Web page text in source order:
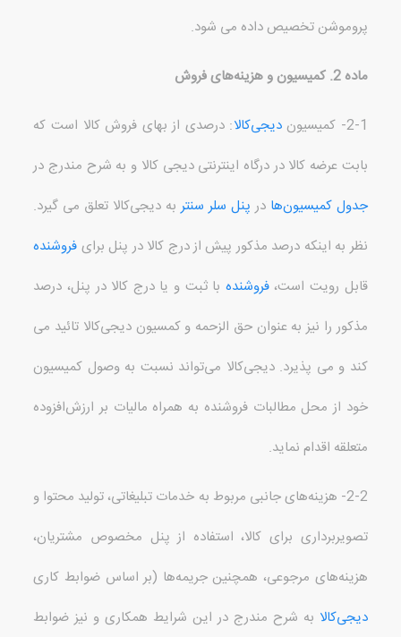
پروموشن تخصیص داده می شود.
ماده2. کمیسیون و هزینه‌های فروش
2-1- کمیسیوندیجی‌کالا:درصدی از بهای فروش کالا است که
بابت عرضه کالا در درگاه اینترنتی دیجی کالا و به شرح مندرج در
جدول کمیسیون‌ها در پنل سلر سنتربه دیجی‌کالا تعلق می گیرد.
نظر به اینکه درصد مذکور پیش از درج کالا در پنل برای فروشنده
قابل رویت است،فروشنده با ثبت و یا درج کالا در پنل، درصد
مذکور را نیز به عنوان حق الزحمه و کمسیون دیجی‌کالا تائید می
کند و می پذیرد.دیجی‌کالا می‌تواند نسبت به وصول کمیسیون
خود از محل مطالبات فروشنده به همراه مالیات بر ارزش‌افزوده
متعلقه اقدام نماید.
2-2- هزینه‌های جانبی مربوط به خدمات تبلیغاتی، تولید محتوا و
تصویربرداری برای کالا، استفاده از پنل مخصوص مشتریان،
هزینه‌های مرجوعی، همچنین جریمه‌ها (بر اساس ضوابط کاری
دیجی‌کالا به شرح مندرج در این شرایط همکاری و نیز ضوابط